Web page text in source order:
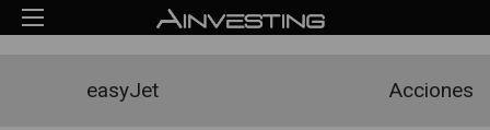
easyJet Acciones